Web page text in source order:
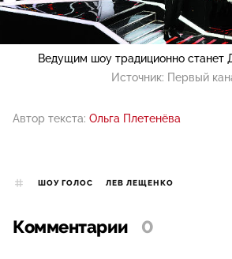
Ведущим шоу традиционно станет
Источник: Первый
Автор текста: Ольга Плетенёва
ШОУ ГОЛОС ЛЕВ ЛЕЩЕНКО
Комментарии 0